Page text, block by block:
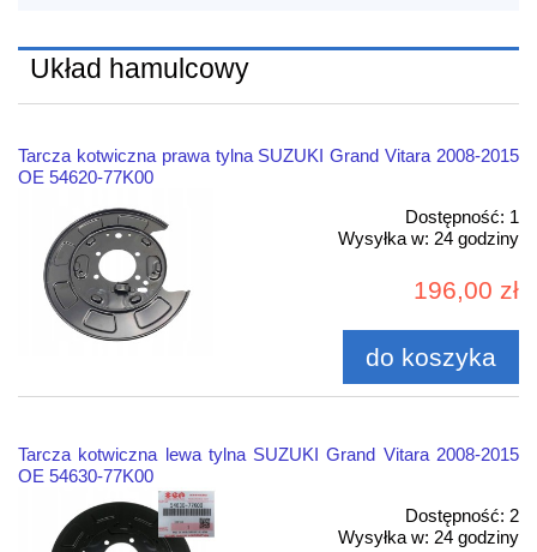
Układ hamulcowy
Tarcza kotwiczna prawa tylna SUZUKI Grand Vitara 2008-2015
OE 54620-77K00
Dostępność: 1
Wysyłka w: 24 godziny
196,00 zł
do koszyka
Tarcza kotwiczna lewa tylna SUZUKI Grand Vitara 2008-2015
OE 54630-77K00
Dostępność: 2
Wysyłka w: 24 godziny